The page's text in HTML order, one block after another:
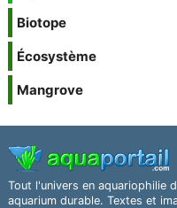
Biotope
Écosystème
Mangrove
Tout l'univers en aquariophilie
aquarium durable. Textes et